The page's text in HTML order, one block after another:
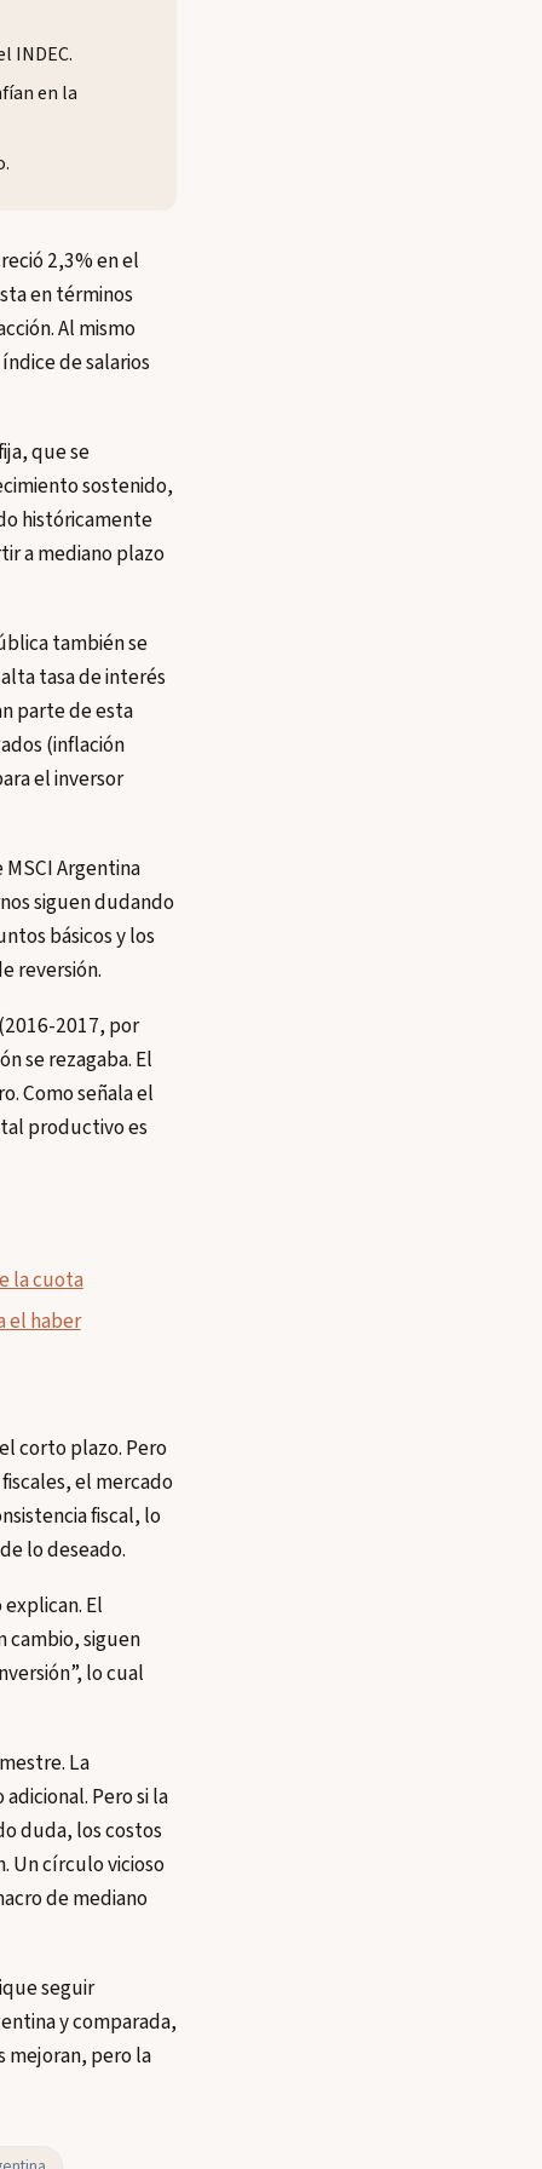
INDEC.
en la
2,3% en el
en términos
Al mismo
de salarios
que se
sostenido,
históricamente
a mediano plazo
también se
tasa de interés
parte de esta
(inflación
el inversor
Argentina
siguen dudando
básicos y los
reversión.
2017, por
se rezagaba. El
Como señala el
productivo es
la cuota
el haber
corto plazo. Pero
el mercado
fiscal, lo
lo deseado.
El
cambio, siguen
lo cual
La
Pero si la
duda, los costos
Un círculo vicioso
de mediano
seguir
y comparada,
mejoran, pero la